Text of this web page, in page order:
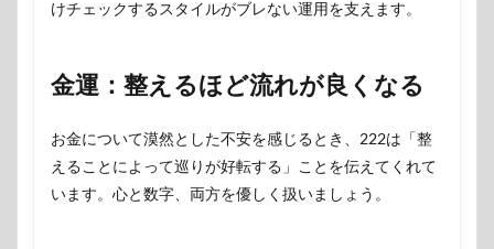
けチェックするスタイルがブレない運用を支えます。
金運：整えるほど流れが良くなる
お金について漠然とした不安を感じるとき、222は「整
えることによって巡りが好転する」ことを伝えてくれて
います。心と数字、両方を優しく扱いましょう。